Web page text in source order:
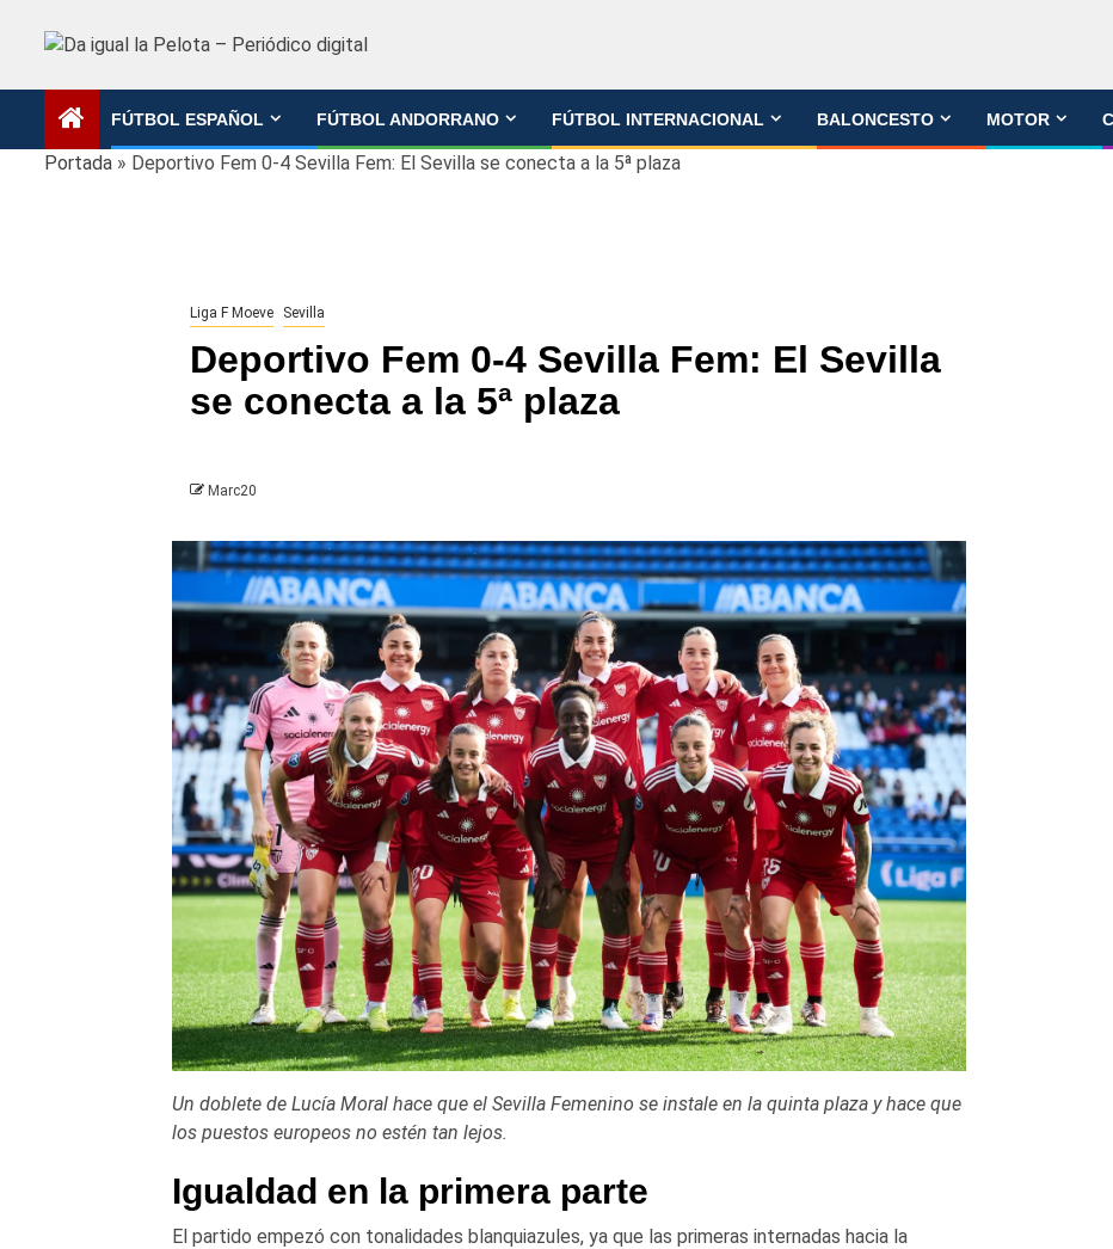
FÚTBOL ESPAÑOL FÚTBOL ANDORRANO FÚTBOL INTERNACIONAL BALONCESTO MOTOR
Portada » Deportivo Fem 0-4 Sevilla Fem: El Sevilla se conecta a la 5ª plaza
Liga F Moeve Sevilla
Deportivo Fem 0-4 Sevilla Fem: El Sevilla
se conecta a la 5ª plaza
Marc20
Un doblete de Lucía Moral hace que el Sevilla Femenino se instale en la quinta plaza y hace que
los puestos europeos no estén tan lejos.
Igualdad en la primera parte
El partido empezó con tonalidades blanquiazules, ya que las primeras internadas hacia la